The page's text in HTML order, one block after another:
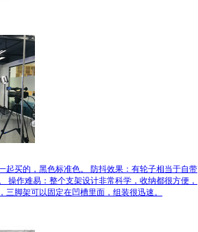
起买的，黑色标准色。 防抖效果：有轮子相当于自带
操作难易：整个支架设计非常科学，收纳都很方便，
三脚架可以固定在凹槽里面，组装很迅速。